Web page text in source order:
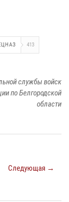
413
службы войск
по Белгородской
области
Следующая →